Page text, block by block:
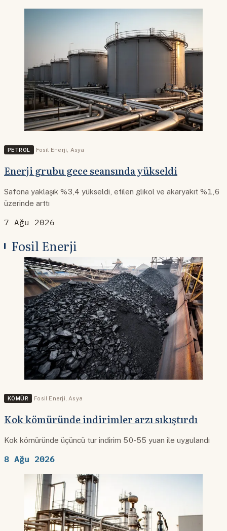
PETROL Fosil Enerji Asya
Enerji grubu gece seansında yükseldi
Safona yaklaşık %3,4 yükseldi, etilen glikol ve akaryakıt %1,6
üzerinde arttı
7 Ağu 2026
Fosil Enerji
KÖMÜR Fosil Enerji Asya
Kok kömüründe indirimler arzı sıkıştırdı
Kok kömüründe üçüncü tur indirim 50-55 yuan ile uygulandı
8 Ağu 2026